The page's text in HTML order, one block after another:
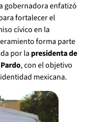
gobernadora enfatizó
fortalecer el
cívico en la
forma parte
por la presidenta de
, con el objetivo
mexicana.